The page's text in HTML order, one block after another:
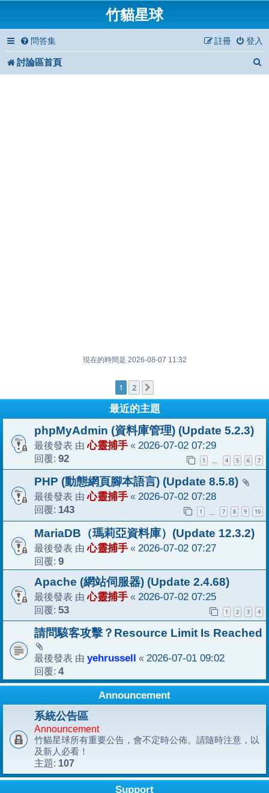
竹貓星球
問答集 登入
註冊
討論區首頁
現在的時間是 2026-08-07 11:32
1 2
最近的主題
phpMyAdmin (資料庫管理) (Update 5.2.3)
最後發表 由心靈捕手 « 2026-07-02 07:29
回覆: 92 1 … 4 5 6 7
PHP (動態網頁腳本語言) (Update 8.5.8)
最後發表 由心靈捕手 « 2026-07-02 07:28
回覆: 143 1 7 8 9 10
MariaDB（瑪莉亞資料庫）(Update 12.3.2)
最後發表 由心靈捕手 « 2026-07-02 07:27
回覆: 9
Apache (網站伺服器) (Update 2.4.68)
最後發表 由心靈捕手 « 2026-07-02 07:25
回覆: 53 1 2 3 4
請問駭客攻擊？Resource Limit Is Reached
最後發表 由 yehrussell « 2026-07-01 09:02
回覆: 4
Announcement
系統公告區
Announcement
竹貓星球所有重要公告，會不定時公佈。請隨時注意，以
及新人必看！
主題: 107
Support